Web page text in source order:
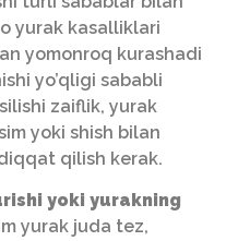
yurak kasalliklari
yomonroq kurashadi
yo’qligi sababli
zaiflik, yurak
yoki shish bilan
qilish kerak.
yoki yurakning
yurak juda tez,